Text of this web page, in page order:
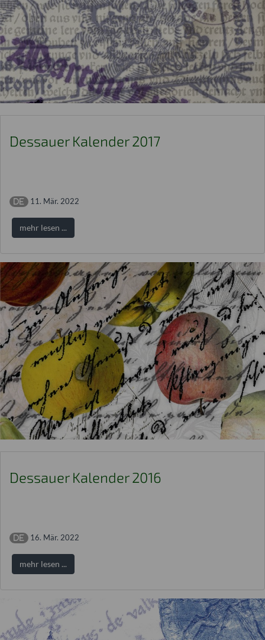
Dessauer Kalender 2017
11. Mär. 2022
mehr lesen ...
Dessauer Kalender 2016
16. Mär. 2022
mehr lesen ...